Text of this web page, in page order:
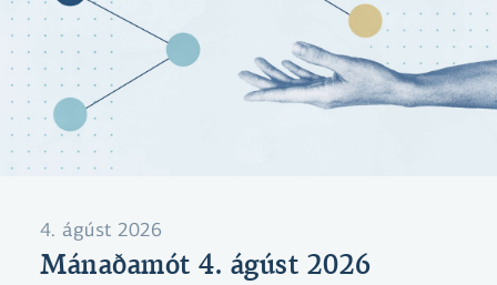
4. ágúst 2026
Mánaðamót 4. ágúst 2026